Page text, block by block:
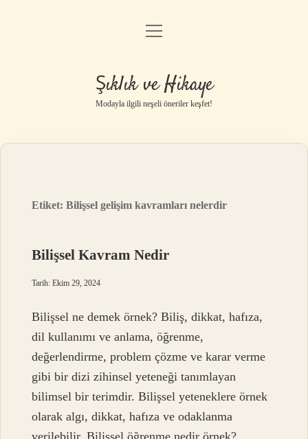
Gizlilik Politikası
Yasal Uyarı
menüyü
Şıklık ve Hikaye
Modayla ilgili neşeli öneriler keşfet!
Etiket:Bilişsel gelişim kavramları nelerdir
Bilişsel Kavram Nedir
Tarih: Ekim 29, 2024
Bilişsel ne demek örnek? Biliş, dikkat, hafıza,
dil kullanımı ve anlama, öğrenme,
değerlendirme, problem çözme ve karar verme
gibi bir dizi zihinsel yeteneği tanımlayan
bilimsel bir terimdir. Bilişsel yeteneklere örnek
olarak algı, dikkat, hafıza ve odaklanma